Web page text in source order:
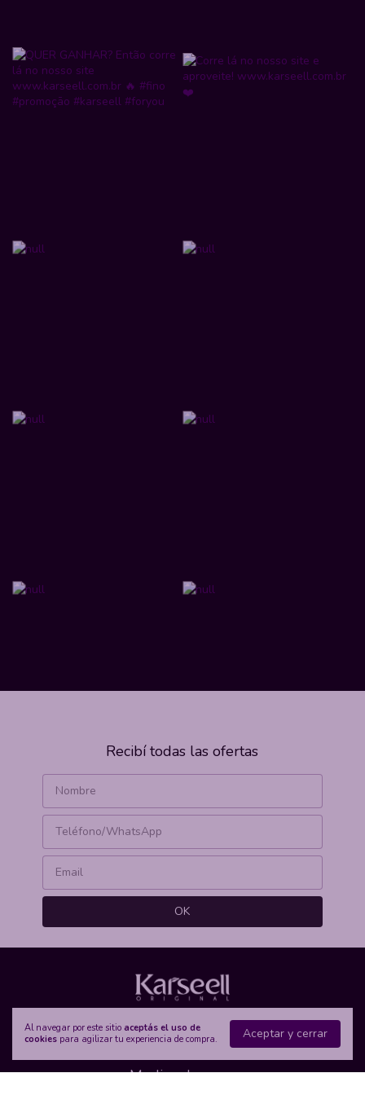
Al navegar por este sitio aceptás el uso de
cookies para agilizar tu experiencia de compra. Aceptar y cerrar
Recibí todas las ofertas
Medios de pago